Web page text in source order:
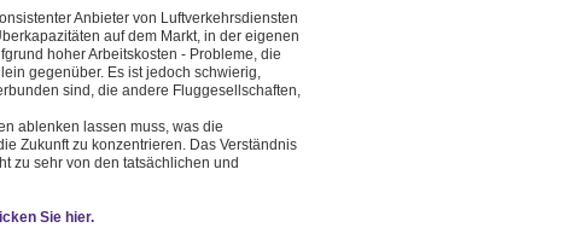
Anbieter von Luftverkehrsdiensten
auf dem Markt, in der eigenen
hoher Arbeitskosten - Probleme, die
gegenüber. Es ist jedoch schwierig,
sind, die andere Fluggesellschaften,
ablenken lassen muss, was die
Zukunft zu konzentrieren. Das Verständnis
zu sehr von den tatsächlichen und
Sie hier.